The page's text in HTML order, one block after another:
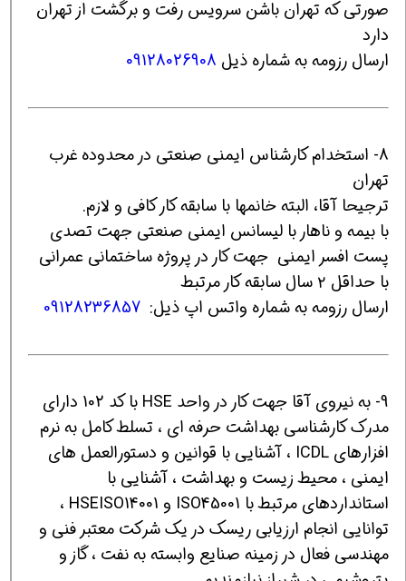
صورتی که تهران باشن سرویس رفت و برگشت از تهران
دارد
ارسال رزومه به شماره ذیل 09128026908
8- استخدام کارشناس ایمنی صنعتی در محدوده غرب
تهران
ترجیحا آقا، البته خانمها با سابقه کار کافی و لازم.
با بیمه و ناهار با لیسانس ایمنی صنعتی جهت تصدی
پست افسر ایمنی جهت کار در پروژه ساختمانی عمرانی
با حداقل ۲ سال سابقه کار مرتبط
ارسال رزومه به شماره واتس اپ ذیل: 09128236857
9- به نیروی آقا جهت کار در واحد HSE با کد 102 دارای
مدرک کارشناسی بهداشت حرفه ای ، تسلط کامل به نرم
افزارهای ICDL ، آشنایی با قوانین و دستورالعمل های
ایمنی ، محیط زیست و بهداشت ، آشنایی با
استانداردهای مرتبط با ISO45001 و HSEISO14001 ،
توانایی انجام ارزیابی ریسک در یک شرکت معتبر فنی و
مهندسی فعال در زمینه صنایع وابسته به نفت ، گاز و